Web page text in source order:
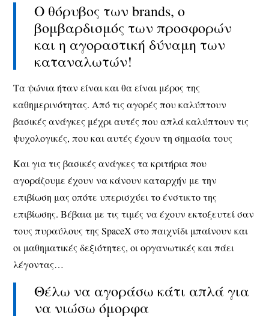
Ο θόρυβος των brands, o
βομβαρδισμός των προσφορών
και η αγοραστική δύναμη των
καταναλωτών!
Τα ψώνια ήταν είναι και θα είναι μέρος της
καθημερινότητας. Από τις αγορές που καλύπτουν
βασικές ανάγκες μέχρι αυτές που απλά καλύπτουν τις
ψυχολογικές, που και αυτές έχουν τη σημασία τους
Και για τις βασικές ανάγκες τα κριτήρια που
αγοράζουμε έχουν να κάνουν καταρχήν με την
επιβίωση μας οπότε υπερισχύει το ένστικτο της
επιβίωσης. Βέβαια με τις τιμές να έχουν εκτοξευτεί σαν
τους πυραύλους της SpaceX στο παιχνίδι μπαίνουν και
οι μαθηματικές δεξιότητες, οι οργανωτικές και πάει
λέγοντας…
Θέλω να αγοράσω κάτι απλά για
να νιώσω όμορφα